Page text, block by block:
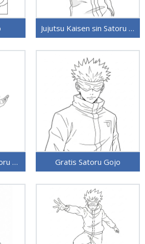
Jujutsu Kaisen sin Satoru Gojo
Gratis utskrivbar Satoru Gojo Gratis Satoru Gojo